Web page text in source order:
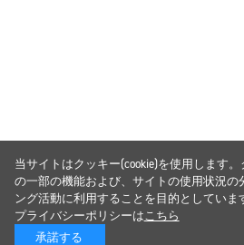
当サイトはクッキー(cookie)を使用します
の一部の機能および、サイトの使用状況の
ング活動に利用することを目的としていま
プライバシーポリシーはこちら
承諾する